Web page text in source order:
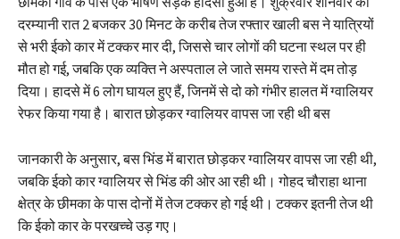
दरम्यानी रात 2 बजकर 30 मिनट के करीब तेज रफ्तार खाली बस ने यात्रियों
से भरी ईको कार में टक्कर मार दी, जिससे चार लोगों की घटना स्थल पर ही
मौत हो गई, जबकि एक व्यक्ति ने अस्पताल ले जाते समय रास्ते में दम तोड़
दिया। हादसे में 6 लोग घायल हुए हैं, जिनमें से दो को गंभीर हालत में ग्वालियर
रेफर किया गया है। बारात छोड़कर ग्वालियर वापस जा रही थी बस
जानकारी के अनुसार, बस भिंड में बारात छोड़कर ग्वालियर वापस जा रही थी,
जबकि ईको कार ग्वालियर से भिंड की ओर आ रही थी। गोहद चौराहा थाना
क्षेत्र के छीमका के पास दोनों में तेज टक्कर हो गई थी। टक्कर इतनी तेज थी
कि ईको कार के परखच्चे उड़ गए।